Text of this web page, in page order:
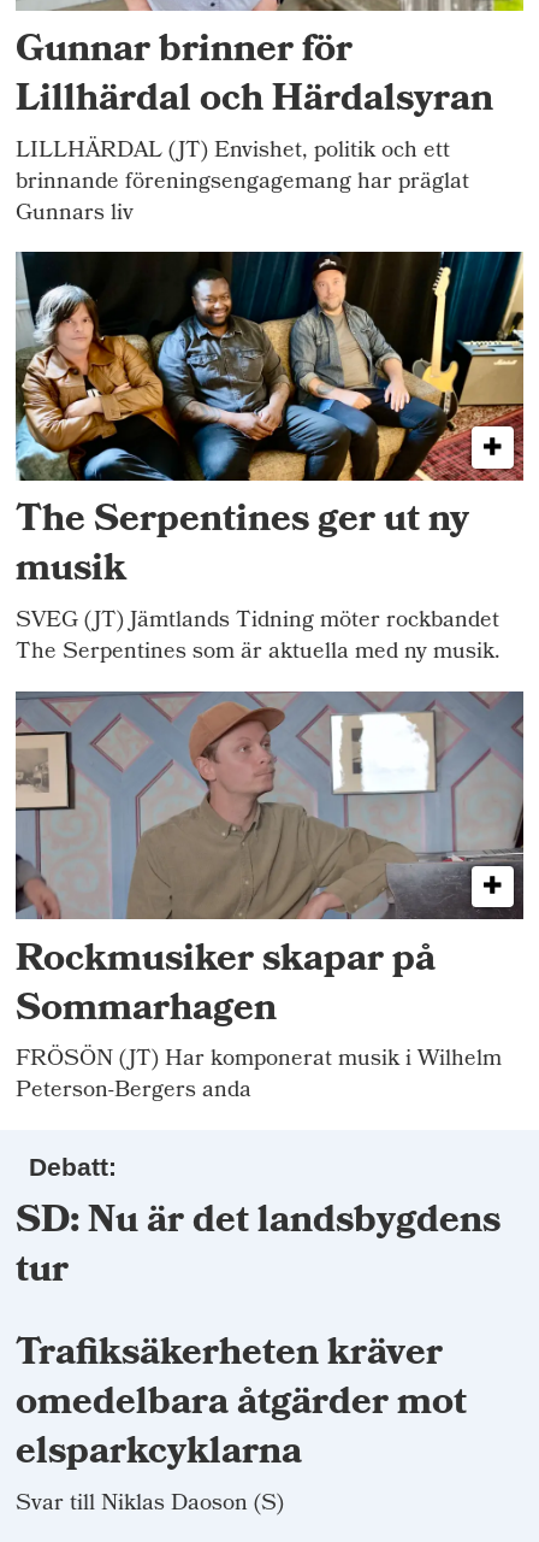
Gunnar brinner för
Lillhärdal och Härdalsyran
LILLHÄRDAL (JT) Envishet, politik och ett
brinnande föreningsengagemang har präglat
Gunnars liv
The Serpentines ger ut ny
musik
SVEG (JT) Jämtlands Tidning möter rockbandet
The Serpentines som är aktuella med ny musik.
Rockmusiker skapar på
Sommarhagen
FRÖSÖN (JT) Har komponerat musik i Wilhelm
Peterson-Bergers anda
Debatt:
SD: Nu är det landsbygdens
tur
Trafiksäkerheten kräver
omedelbara åtgärder mot
elsparkcyklarna
Svar till Niklas Daoson (S)